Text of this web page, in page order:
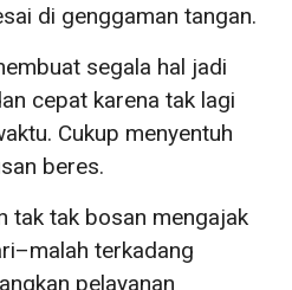
di genggaman tangan.
segala hal jadi
cepat karena tak lagi
Cukup menyentuh
beres.
tak tak bosan mengajak
terkadang
pelayanan